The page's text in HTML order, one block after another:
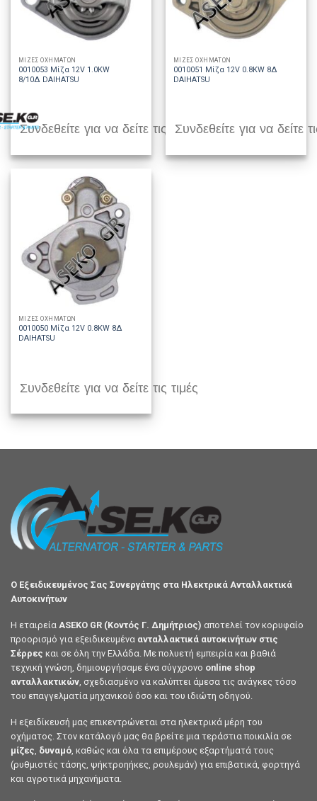
ΜΙΖΕΣ ΟΧΗΜΑΤΩΝ
0010053 Μίζα 12V 1.0KW
8/10Δ DAIHATSU
Συνδεθείτε για να δείτε τις τιμές
ΜΙΖΕΣ ΟΧΗΜΑΤΩΝ
0010051 Μίζα 12V 0.8KW 8Δ
DAIHATSU
Συνδεθείτε για να δείτε
ΜΙΖΕΣ ΟΧΗΜΑΤΩΝ
0010050 Μίζα 12V 0.8KW 8Δ
DAIHATSU
Συνδεθείτε για να δείτε τις τιμές
Ο Εξειδικευμένος Σας Συνεργάτης στα Ηλεκτρικά Ανταλλακτικά
Αυτοκινήτων
Η εταιρεία ASEKO GR (Κοντός Γ. Δημήτριος) αποτελεί τον κορυφαίο
προορισμό για εξειδικευμένα ανταλλακτικά αυτοκινήτων στις
Σέρρες και σε όλη την Ελλάδα. Με πολυετή εμπειρία και βαθιά
τεχνική γνώση, δημιουργήσαμε ένα σύγχρονο online shop
ανταλλακτικών, σχεδιασμένο να καλύπτει άμεσα τις ανάγκες τόσο
του επαγγελματία μηχανικού όσο και του ιδιώτη οδηγού.
Η εξειδίκευσή μας επικεντρώνεται στα ηλεκτρικά μέρη του
οχήματος. Στον κατάλογό μας θα βρείτε μια τεράστια ποικιλία σε
μίζες δυναμό , καθώς και όλα τα επιμέρους εξαρτήματά τους
(ρυθμιστές τάσης, ψήκτροηήκες, ρουλεμάν) για επιβατικά, φορτηγά
και αγροτικά μηχανήματα.